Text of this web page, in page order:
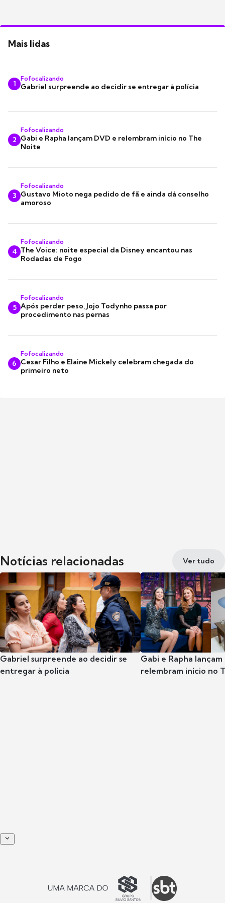
Mais lidas
1
Fofocalizando
Gabriel surpreende ao decidir se entregar à polícia
2
Fofocalizando
Gabi e Rapha lançam DVD e relembram início no The
Noite
3
Fofocalizando
Gustavo Mioto nega pedido de fã e ainda dá conselho
amoroso
4
Fofocalizando
The Voice: noite especial da Disney encantou nas
Rodadas de Fogo
5
Fofocalizando
Após perder peso, Jojo Todynho passa por
procedimento nas pernas
6
Fofocalizando
Cesar Filho e Elaine Mickely celebram chegada do
primeiro neto
Notícias relacionadas Ver tudo
Gabriel surpreende ao decidir se
entregar à polícia
Gabi e Rapha
relembram início no